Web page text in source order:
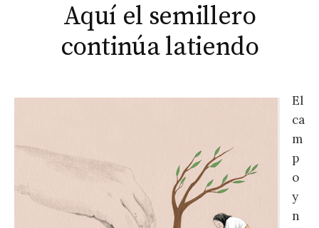
Aquí el semillero
continúa latiendo
El
ca
m
p
o
y
n